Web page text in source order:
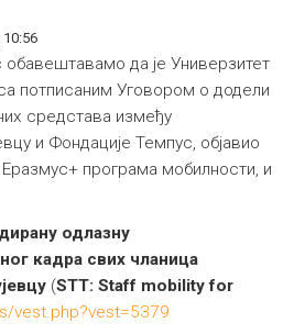
да је Универзитет
потписаним Уговором о додели
средстава између
и Фондације Темпус, објавио
програма мобилности, и
одлазну
кадра свих чланица
(STТ: Staff mobility for
vest.php?vest=5379